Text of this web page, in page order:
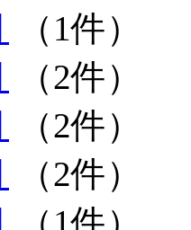
（1件）
（2件）
（2件）
（2件）
（1件）